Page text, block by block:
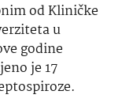
od Kliničke
u
godine
je 17